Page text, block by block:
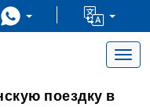
поездку в